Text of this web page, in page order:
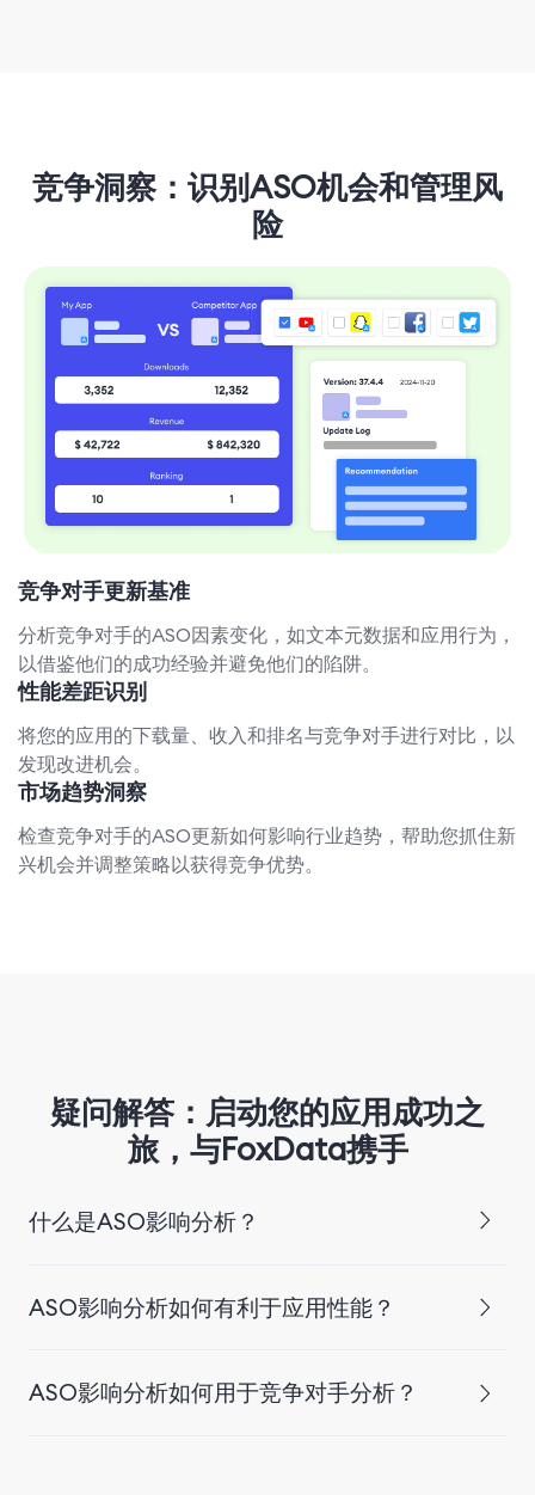
竞争洞察：识别ASO机会和管理风
险
竞争对手更新基准
分析竞争对手的ASO因素变化，如文本元数据和应用行为，
以借鉴他们的成功经验并避免他们的陷阱。
性能差距识别
将您的应用的下载量、收入和排名与竞争对手进行对比，以
发现改进机会。
市场趋势洞察
检查竞争对手的ASO更新如何影响行业趋势，帮助您抓住新
兴机会并调整策略以获得竞争优势。
疑问解答：启动您的应用成功之
旅，与FoxData携手
什么是ASO影响分析？
ASO影响分析如何有利于应用性能？
ASO影响分析如何用于竞争对手分析？